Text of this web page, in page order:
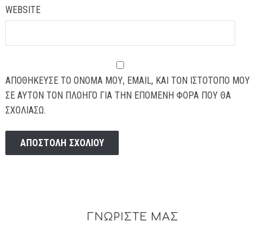
WEBSITE
ΑΠΟΘΉΚΕΥΣΕ ΤΟ ΌΝΟΜΆ ΜΟΥ, EMAIL, ΚΑΙ ΤΟΝ ΙΣΤΌΤΟΠΟ ΜΟΥ
ΣΕ ΑΥΤΌΝ ΤΟΝ ΠΛΟΗΓΌ ΓΙΑ ΤΗΝ ΕΠΌΜΕΝΗ ΦΟΡΆ ΠΟΥ ΘΑ
ΣΧΟΛΙΆΣΩ.
ΓΝΩΡΙΣΤΕ ΜΑΣ